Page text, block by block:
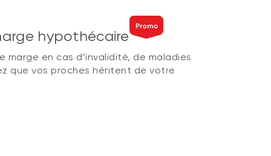
hypothécaire
marge en cas d’invalidité, de maladies
que vos proches héritent de votre